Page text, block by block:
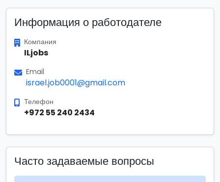
Информация о работодателе
Компания
ILjobs
Email
israel.job0001@gmail.com
Телефон
+972 55 240 2434
Часто задаваемые вопросы